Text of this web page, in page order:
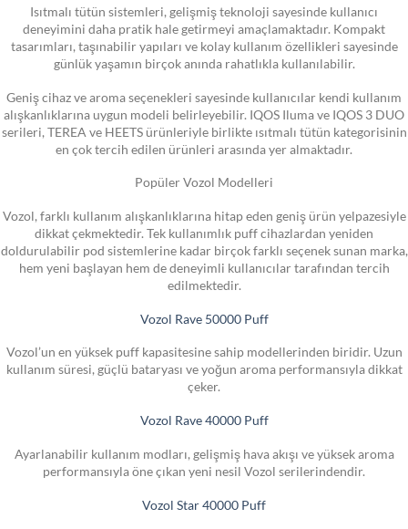
Isıtmalı tütün sistemleri, gelişmiş teknoloji sayesinde kullanıcı
deneyimini daha pratik hale getirmeyi amaçlamaktadır. Kompakt
tasarımları, taşınabilir yapıları ve kolay kullanım özellikleri sayesinde
günlük yaşamın birçok anında rahatlıkla kullanılabilir.
Geniş cihaz ve aroma seçenekleri sayesinde kullanıcılar kendi kullanım
alışkanlıklarına uygun modeli belirleyebilir. IQOS Iluma ve IQOS 3 DUO
serileri, TEREA ve HEETS ürünleriyle birlikte ısıtmalı tütün kategorisinin
en çok tercih edilen ürünleri arasında yer almaktadır.
Popüler Vozol Modelleri
Vozol, farklı kullanım alışkanlıklarına hitap eden geniş ürün yelpazesiyle
dikkat çekmektedir. Tek kullanımlık puff cihazlardan yeniden
doldurulabilir pod sistemlerine kadar birçok farklı seçenek sunan marka,
hem yeni başlayan hem de deneyimli kullanıcılar tarafından tercih
edilmektedir.
Vozol Rave 50000 Puff
Vozol’un en yüksek puff kapasitesine sahip modellerinden biridir. Uzun
kullanım süresi, güçlü bataryası ve yoğun aroma performansıyla dikkat
çeker.
Vozol Rave 40000 Puff
Ayarlanabilir kullanım modları, gelişmiş hava akışı ve yüksek aroma
performansıyla öne çıkan yeni nesil Vozol serilerindendir.
Vozol Star 40000 Puff